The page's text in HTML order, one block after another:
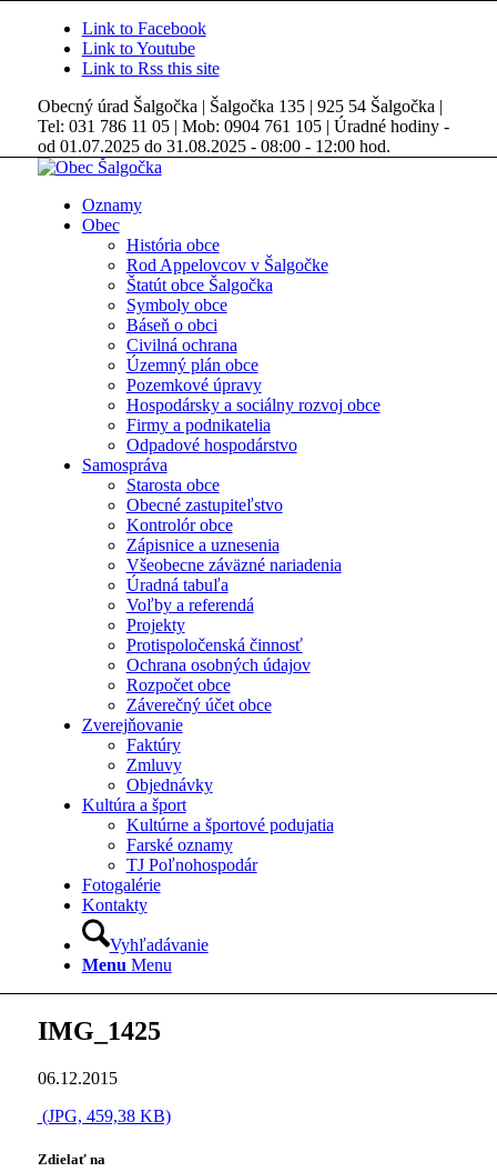
Link to Facebook
Link to Youtube
Link to Rss this site
Obecný úrad Šalgočka | Šalgočka 135 | 925 54 Šalgočka |
Tel: 031 786 11 05 | Mob: 0904 761 105 | Úradné hodiny -
od 01.07.2025 do 31.08.2025 - 08:00 - 12:00 hod.
Oznamy
Obec
História obce
Rod Appelovcov v Šalgočke
Štatút obce Šalgočka
Symboly obce
Báseň o obci
Civilná ochrana
Územný plán obce
Pozemkové úpravy
Hospodársky a sociálny rozvoj obce
Firmy a podnikatelia
Odpadové hospodárstvo
Samospráva
Starosta obce
Obecné zastupiteľstvo
Kontrolór obce
Zápisnice a uznesenia
Všeobecne záväzné nariadenia
Úradná tabuľa
Voľby a referendá
Projekty
Protispoločenská činnosť
Ochrana osobných údajov
Rozpočet obce
Záverečný účet obce
Zverejňovanie
Faktúry
Zmluvy
Objednávky
Kultúra a šport
Kultúrne a športové podujatia
Farské oznamy
TJ Poľnohospodár
Fotogalérie
Kontakty
Vyhľadávanie
Menu Menu
IMG_1425
06.12.2015
(JPG, 459,38 KB)
Zdielať na